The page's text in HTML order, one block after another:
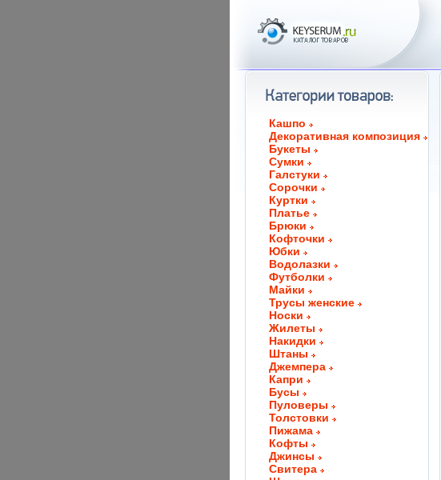
Кашпо
Декоративная композиция
Букеты
Сумки
Галстуки
Сорочки
Куртки
Платье
Брюки
Кофточки
Юбки
Водолазки
Футболки
Майки
Трусы женские
Носки
Жилеты
Накидки
Штаны
Джемпера
Капри
Бусы
Пуловеры
Толстовки
Пижама
Кофты
Джинсы
Свитера